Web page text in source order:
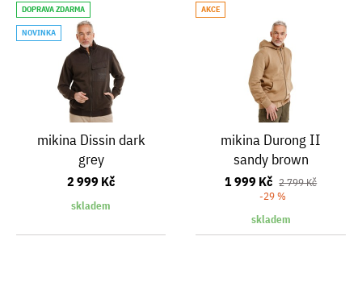
DOPRAVA ZDARMA
NOVINKA
mikina Dissin dark
grey
2 999 Kč
skladem
AKCE
mikina Durong II
sandy brown
1 999 Kč 2 799 Kč
-29 %
skladem